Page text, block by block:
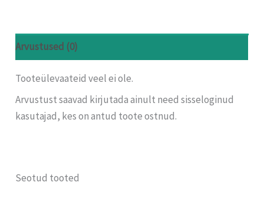
Arvustused (0)
Tooteülevaateid veel ei ole.
Arvustust saavad kirjutada ainult need sisseloginud
kasutajad, kes on antud toote ostnud.
Seotud tooted